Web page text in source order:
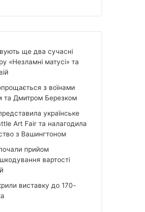
ще два сучасні
«Незламні матусі» та
з воїнами
та Дмитром Березком
українське
Art Fair та налагодила
з Вашингтоном
прийом
вартості
виставку до 170-